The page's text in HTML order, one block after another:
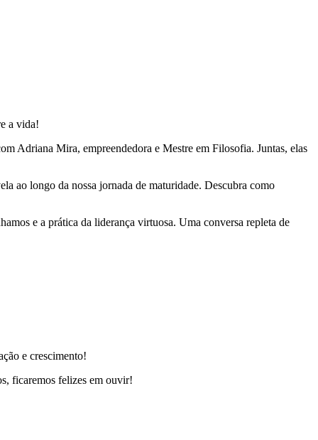
a vida!
Adriana Mira, empreendedora e Mestre em Filosofia. Juntas, elas
ao longo da nossa jornada de maturidade. Descubra como
e a prática da liderança virtuosa. Uma conversa repleta de
e crescimento!
ficaremos felizes em ouvir!